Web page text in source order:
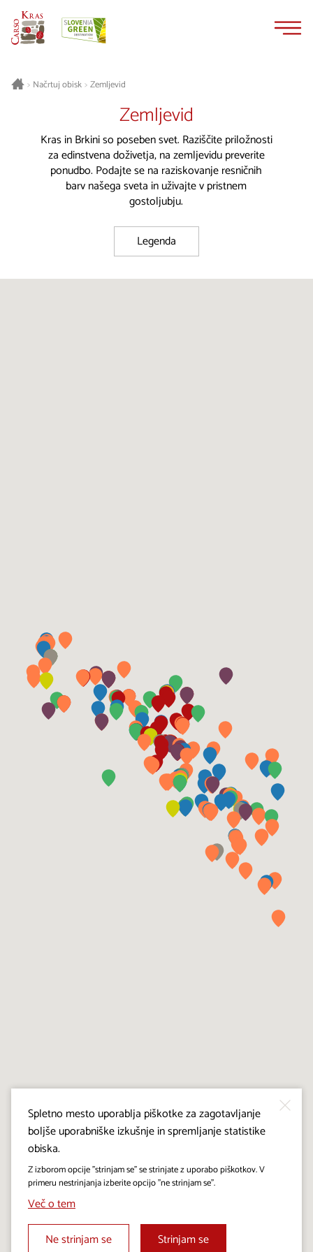
> Načrtuj obisk> Zemljevid
Zemljevid
Kras in Brkini so poseben svet. Raziščite priložnosti
za edinstvena doživetja, na zemljevidu preverite
ponudbo. Podajte se na raziskovanje resničnih
barv našega sveta in uživajte v pristnem
gostoljubju.
Legenda
Spletno mesto uporablja piškotke za zagotavljanje
boljše uporabniške izkušnje in spremljanje statistike
obiska.
Z izborom opcije "strinjam se" se strinjate z uporabo piškotkov. V
primeru nestrinjanja izberite opcijo "ne strinjam se".
Več o tem
Ne strinjam se
Strinjam se